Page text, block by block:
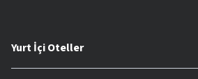
Yurt İçi Oteller